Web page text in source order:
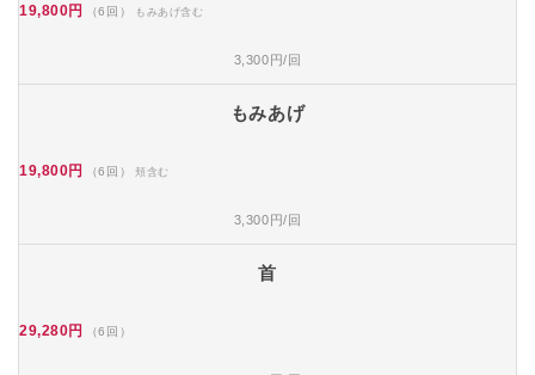
19,800円 （6回） もみあげ含む
3,300円/回
もみあげ
19,800円 （6回） 頬含む
3,300円/回
首
29,280円 （6回）